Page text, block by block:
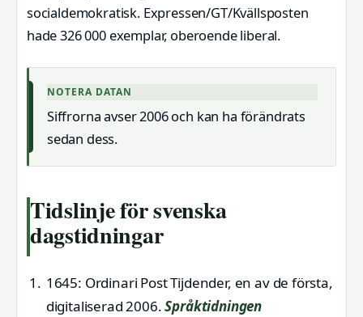
socialdemokratisk. Expressen/GT/Kvällsposten
hade 326 000 exemplar, oberoende liberal.
NOTERA DATAN
Siffrorna avser 2006 och kan ha förändrats
sedan dess.
Tidslinje för svenska
dagstidningar
1645: Ordinari Post Tijdender, en av de första,
digitaliserad 2006.Språktidningen